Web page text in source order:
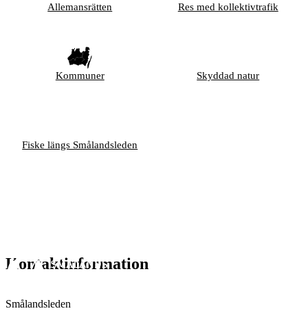
Allemansrätten Res med kollektivtrafik
Kommuner Skyddad natur
Fiske längs Smålandsleden
Kontaktinformation
Smålandsleden